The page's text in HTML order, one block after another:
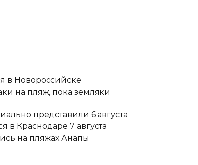
в Новороссийске
на пляж, пока земляки
представили 6 августа
в Краснодаре 7 августа
на пляжах Анапы